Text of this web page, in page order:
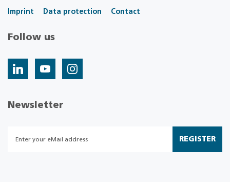
Imprint Data protection Contact
Follow us
Newsletter
REGISTER